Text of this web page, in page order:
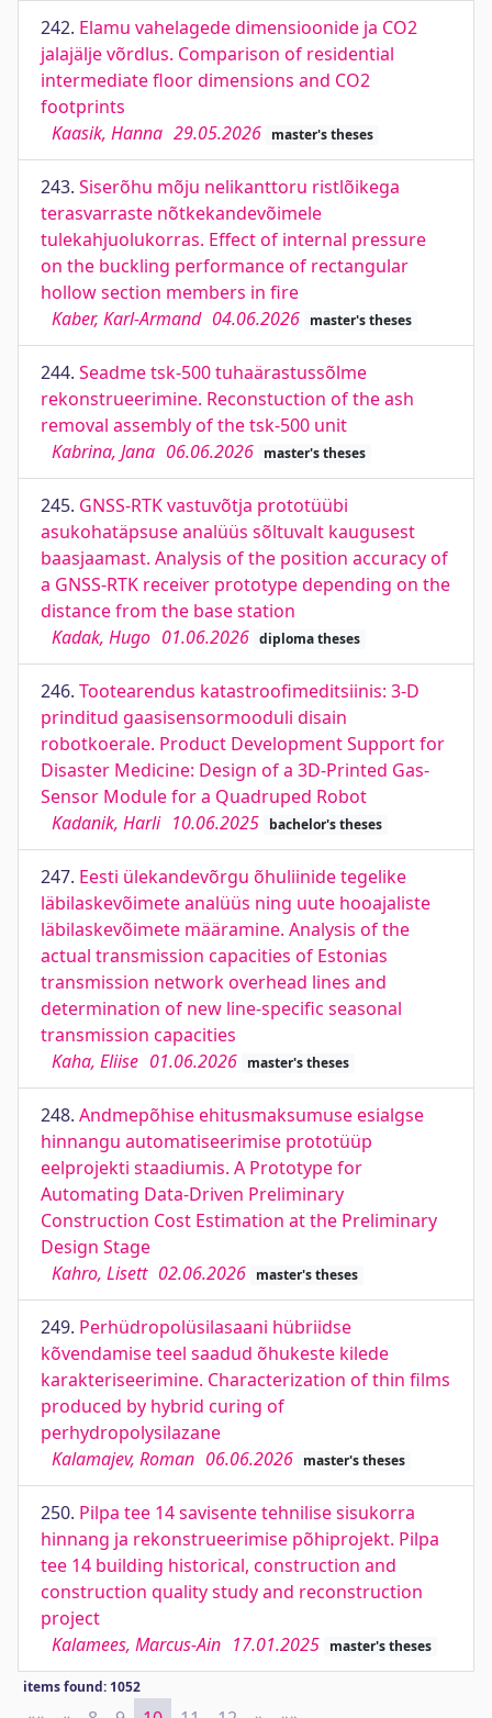
242. Elamu vahelagede dimensioonide ja CO2
jalajälje võrdlus. Comparison of residential
intermediate floor dimensions and CO2
footprints
Kaasik, Hanna 29.05.2026 master's theses
243. Siserõhu mõju nelikanttoru ristlõikega
terasvarraste nõtkekandevõimele
tulekahjuolukorras. Effect of internal pressure
on the buckling performance of rectangular
hollow section members in fire
Kaber, Karl-Armand 04.06.2026 master's theses
244. Seadme tsk-500 tuhaärastussõlme
rekonstrueerimine. Reconstuction of the ash
removal assembly of the tsk-500 unit
Kabrina, Jana 06.06.2026 master's theses
245. GNSS-RTK vastuvõtja prototüübi
asukohatäpsuse analüüs sõltuvalt kaugusest
baasjaamast. Analysis of the position accuracy of
a GNSS-RTK receiver prototype depending on the
distance from the base station
Kadak, Hugo 01.06.2026 diploma theses
246. Tootearendus katastroofimeditsiinis: 3-D
prinditud gaasisensormooduli disain
robotkoerale. Product Development Support for
Disaster Medicine: Design of a 3D-Printed Gas-
Sensor Module for a Quadruped Robot
Kadanik, Harli 10.06.2025 bachelor's theses
247. Eesti ülekandevõrgu õhuliinide tegelike
läbilaskevõimete analüüs ning uute hooajaliste
läbilaskevõimete määramine. Analysis of the
actual transmission capacities of Estonias
transmission network overhead lines and
determination of new line-specific seasonal
transmission capacities
Kaha, Eliise 01.06.2026 master's theses
248. Andmepõhise ehitusmaksumuse esialgse
hinnangu automatiseerimise prototüüp
eelprojekti staadiumis. A Prototype for
Automating Data-Driven Preliminary
Construction Cost Estimation at the Preliminary
Design Stage
Kahro, Lisett 02.06.2026 master's theses
249. Perhüdropolüsilasaani hübriidse
kõvendamise teel saadud õhukeste kilede
karakteriseerimine. Characterization of thin films
produced by hybrid curing of
perhydropolysilazane
Kalamajev, Roman 06.06.2026 master's theses
250. Pilpa tee 14 savisente tehnilise sisukorra
hinnang ja rekonstrueerimise põhiprojekt. Pilpa
tee 14 building historical, construction and
construction quality study and reconstruction
project
Kalamees, Marcus-Ain 17.01.2025 master's theses
items found: 1052